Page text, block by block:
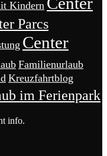
Kindern
Parcs
Center
Familienurlaub
Kreuzfahrtblog
im Ferienpark
info.